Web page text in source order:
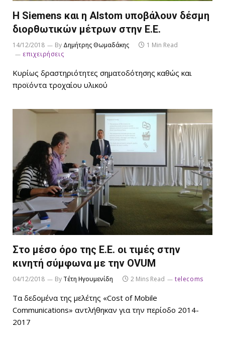
Η Siemens και η Alstom υποβάλουν δέσμη
διορθωτικών μέτρων στην Ε.Ε.
14/12/2018 By Δημήτρης Θωμαδάκης
1 Min Read
επιχειρήσεις
Κυρίως δραστηριότητες σηματοδότησης καθώς και
προϊόντα τροχαίου υλικού
Στο μέσο όρο της Ε.Ε. οι τιμές στην
κινητή σύμφωνα με την OVUM
04/12/2018 By Τέτη Ηγουμενίδη 2 Mins Read telecoms
Τα δεδομένα της μελέτης «Cost of Mobile
Communications» αντλήθηκαν για την περίοδο 2014-
2017